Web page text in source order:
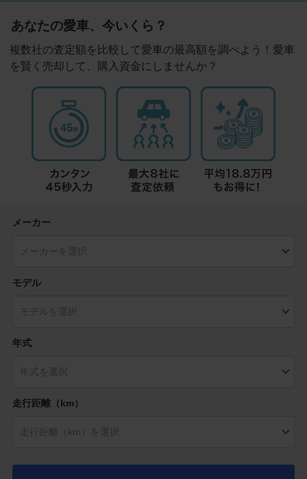
あなたの愛車、今いくら？
複数社の査定額を比較して愛車の最高額を調べよう！愛車
を賢く売却して、購入資金にしませんか？
メーカー
モデル
年式
走行距離（km）